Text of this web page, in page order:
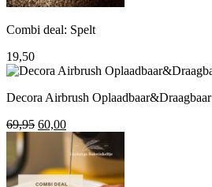
Combi deal: Spelt
19,50
Decora Airbrush Oplaadbaar&Draagbaar
69,95 Oorspronkelijke
69,95.
60,00Huidige
prijs
is:
60,00.